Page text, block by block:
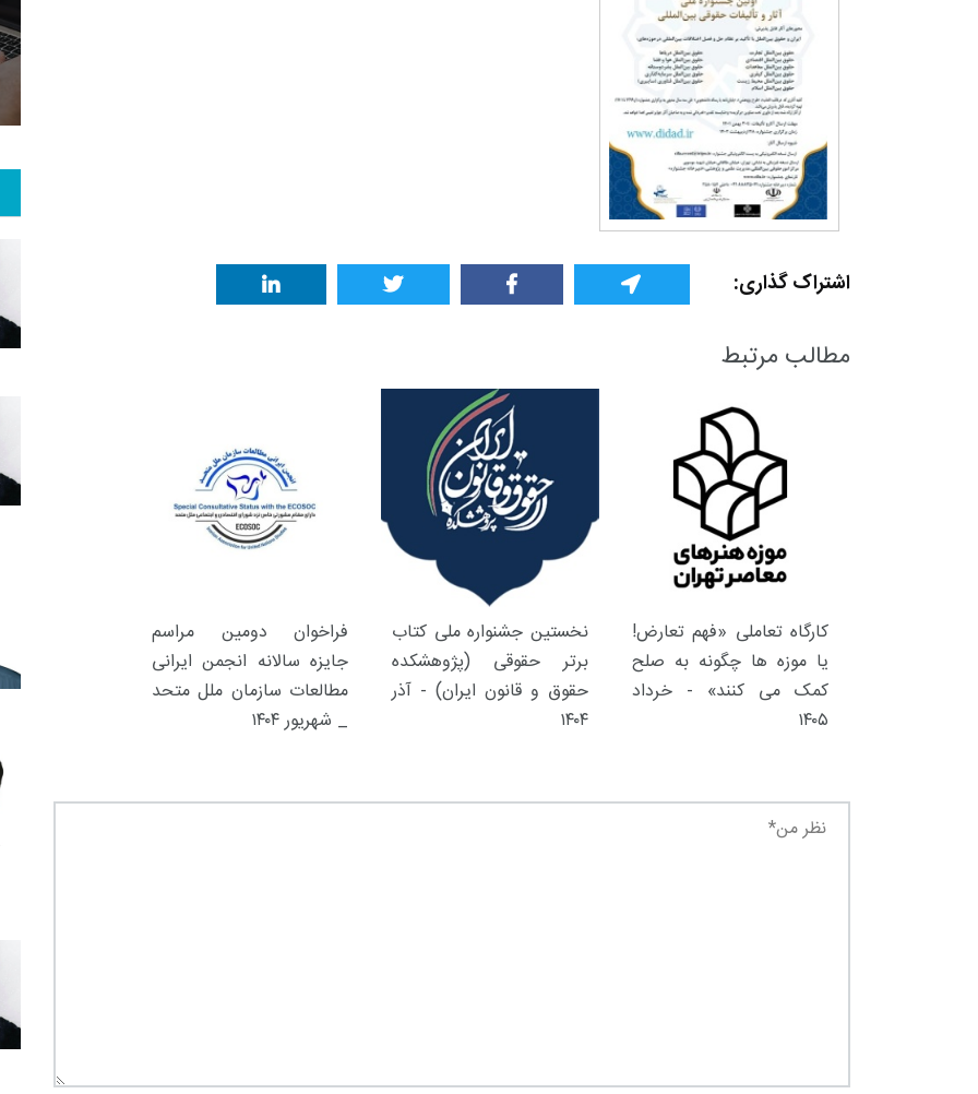
اشتراک گذاری:
مطالب مرتبط
کارگاه تعاملی «فهم تعارض!
یا موزه ها چگونه به صلح
کمک می کنند» - خرداد
۱۴۰۵
نخستین جشنواره ملی کتاب
برتر حقوقی (پژوهشکده
حقوق و قانون ایران) - آذر
۱۴۰۴
فراخوان دومین مراسم
جایزه سالانه انجمن ایرانی
مطالعات سازمان ملل متحد
_ شهریور ۱۴۰۴
2+
معرفی کتاب های حقوقی